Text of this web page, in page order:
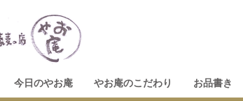
今日のやお庵 やお庵のこだわり お品書き